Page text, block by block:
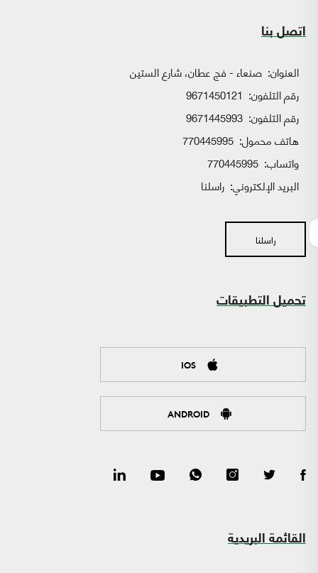
اتصل بنا
العنوان: صنعاء - فج عطان، شارع الستين
رقم التلفون: 9671450121
رقم التلفون: 9671445993
هاتف محمول: 770445995
واتساب:
البريد الإلكتروني: راسلنا
راسلنا
تحميل التطبيقات
IOS
ANDROID
القائمة البريدية